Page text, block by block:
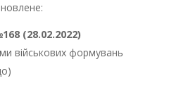
(28.02.2022)
військових формувань